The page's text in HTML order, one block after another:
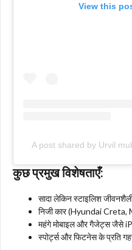
View this
A post shared by Urvil
कुछ प्रमुख विशेषताएँ:
सादा लेकिन स्टाइलिश
निजी कार (Hyundai Creta,
महंगे मोबाइल और गैजेट्स जैसे
स्पोर्ट्स और फिटनेस के प्रति